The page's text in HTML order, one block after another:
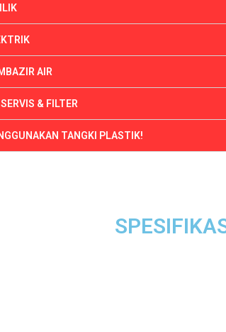
AIR
& FILTER
TANGKI PLASTIK!